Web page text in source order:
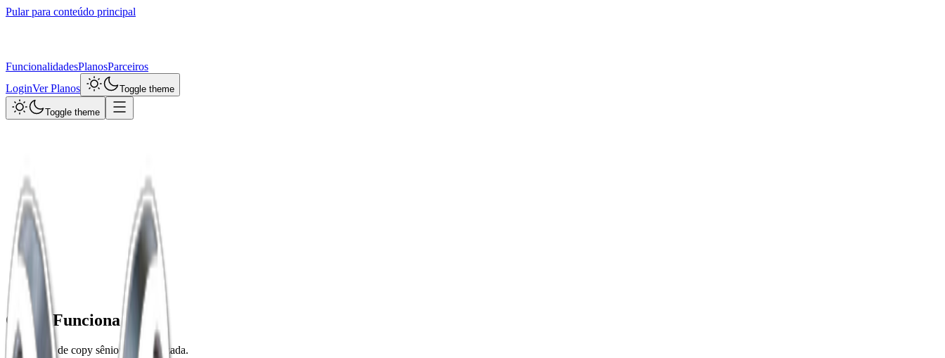
Pular para conteúdo principal
FuncionalidadesPlanosParceiros
LoginVer Planos Toggle theme
Toggle theme
Como Funciona
Sua equipe de copy sênior, automatizada.